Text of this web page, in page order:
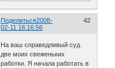
Поделиться 42
2008-
02-11 16:16:56
На ваш справедливый суд
две моих свеженьких
работки. Я начала работать в